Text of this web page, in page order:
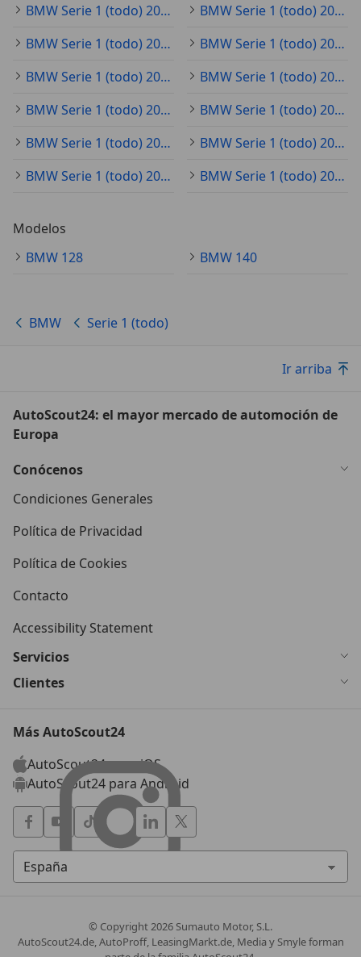
BMW Serie 1 (todo) 2025
BMW Serie 1 (todo) 2020
BMW Serie 1 (todo) 2021
BMW Serie 1 (todo) 2023
BMW Serie 1 (todo) 2022
BMW Serie 1 (todo) 2019
BMW Serie 1 (todo) 2024
BMW Serie 1 (todo) 2018
BMW Serie 1 (todo) 2017
BMW Serie 1 (todo) 2015
BMW Serie 1 (todo) 2016
BMW Serie 1 (todo) 2014
Modelos
BMW 128
BMW 140
BMW Serie 1 (todo)
Ir arriba
AutoScout24: el mayor mercado de automoción de
Europa
Conócenos
Condiciones Generales
Política de Privacidad
Política de Cookies
Contacto
Accessibility Statement
Servicios
Clientes
Más AutoScout24
AutoScout24 para iOS
AutoScout24 para Android
© Copyright2026 Sumauto Motor, S.L.
AutoScout24.de, AutoProff, LeasingMarkt.de, Media y Smyle forman